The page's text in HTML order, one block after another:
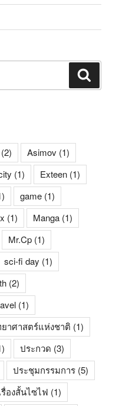
(2) Asimov (1)
(1) Exteen (1)
game (1)
(1) Manga (1)
Mr.Cp (1)
sci-fi day (1)
(2)
(1)
าศาสตร์แห่งชาติ (1)
ประกวด (3)
ประชุมกรรมการ (5)
องสั้นไซไฟ (1)